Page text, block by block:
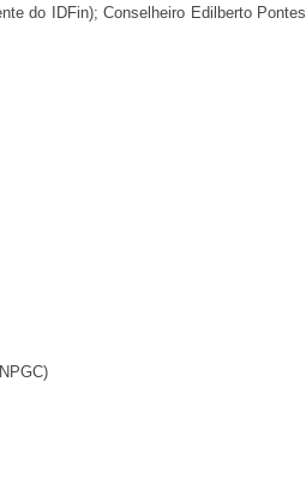
do IDFin); Conselheiro Edilberto Pontes